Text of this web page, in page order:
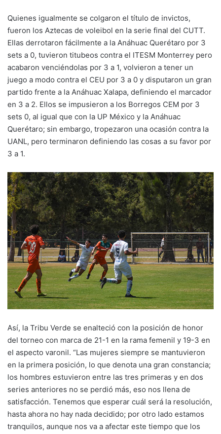
Quienes igualmente se colgaron el título de invictos,
fueron los Aztecas de voleibol en la serie final del CUTT.
Ellas derrotaron fácilmente a la Anáhuac Querétaro por 3
sets a 0, tuvieron titubeos contra el ITESM Monterrey pero
acabaron venciéndolas por 3 a 1, volvieron a tener un
juego a modo contra el CEU por 3 a 0 y disputaron un gran
partido frente a la Anáhuac Xalapa, definiendo el marcador
en 3 a 2. Ellos se impusieron a los Borregos CEM por 3
sets 0, al igual que con la UP México y la Anáhuac
Querétaro; sin embargo, tropezaron una ocasión contra la
UANL, pero terminaron definiendo las cosas a su favor por
3 a 1.
Así, la Tribu Verde se enalteció con la posición de honor
del torneo con marca de 21-1 en la rama femenil y 19-3 en
el aspecto varonil. “Las mujeres siempre se mantuvieron
en la primera posición, lo que denota una gran constancia;
los hombres estuvieron entre las tres primeras y en dos
series anteriores no se perdió más, eso nos llena de
satisfacción. Tenemos que esperar cuál será la resolución,
hasta ahora no hay nada decidido; por otro lado estamos
tranquilos, aunque nos va a afectar este tiempo que los